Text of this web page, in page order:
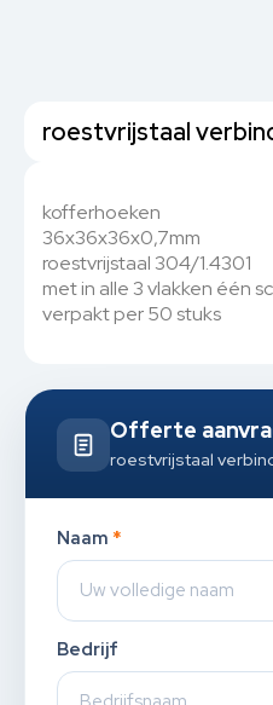
roestvrijstaal
kofferhoeken
36x36x36x0,7mm
roestvrijstaal 304/1.4301
met in alle 3 vlakken één
verpakt per 50 stuks
Offerte
roestvrijstaal
Naam *
Bedrijf